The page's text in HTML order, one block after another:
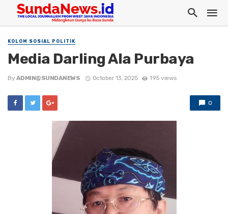
KOLOM SOSIAL POLITIK
Media Darling Ala Purbaya
By ADMIN@SUNDANEWS October 13, 2025 195 views
0